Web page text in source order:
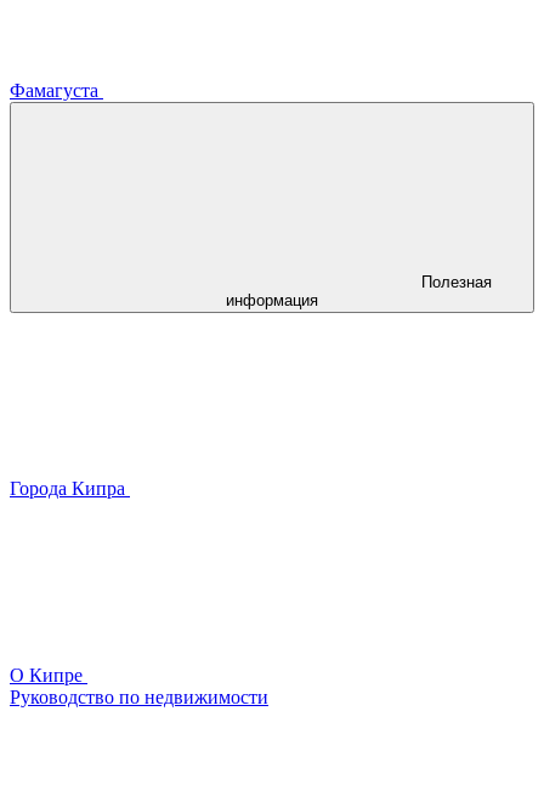
Фамагуста
Полезная
информация
Города Кипра
О Кипре
Руководство по недвижимости